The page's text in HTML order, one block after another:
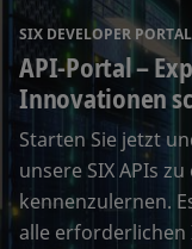
SIX DEVELOPER PORTAL
API-Portal –
Innovationen
Starten Sie jetzt
unsere SIX APIs
kennenzulernen.
alle erforderlichen